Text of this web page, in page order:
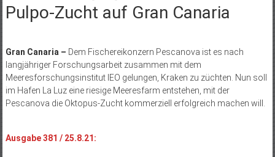
Pulpo-Zucht auf Gran Canaria
Gran Canaria – Dem Fischereikonzern Pescanova ist es nach
langjähriger Forschungsarbeit zusammen mit dem
Meeresforschungsinstitut IEO gelungen, Kraken zu züchten. Nun soll
im Hafen La Luz eine riesige Meeresfarm entstehen, mit der
Pescanova die Oktopus-Zucht kommerziell erfolgreich machen will.
Ausgabe 381 / 25.8.21: